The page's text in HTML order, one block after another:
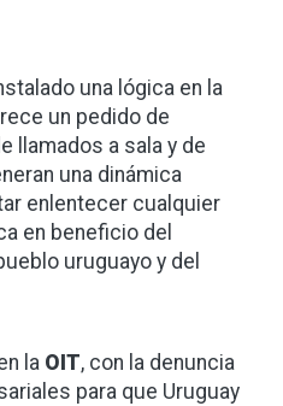
una lógica en la
un pedido de
llamados a sala y de
una dinámica
enlentecer cualquier
en beneficio del
uruguayo y del
la OIT, con la denuncia
para que Uruguay